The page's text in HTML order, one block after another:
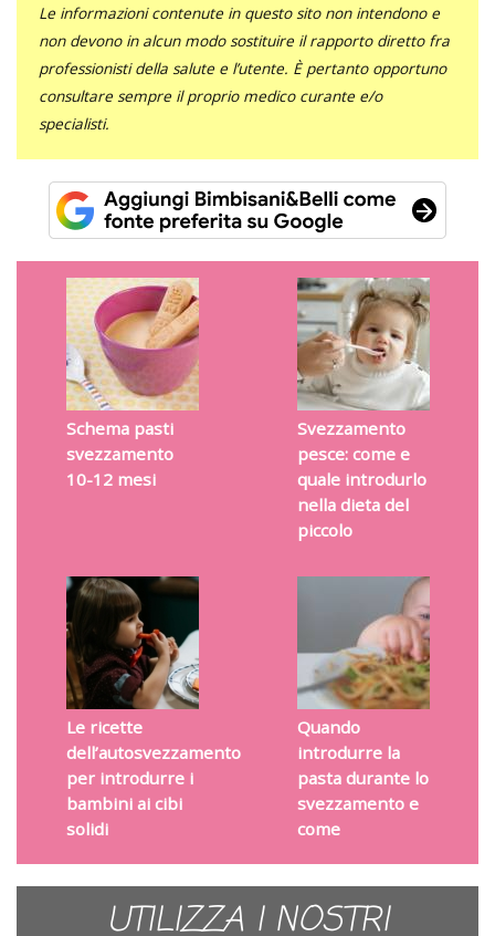
Le informazioni contenute in questo sito non intendono e
non devono in alcun modo sostituire il rapporto diretto fra
professionisti della salute e l’utente. È pertanto opportuno
consultare sempre il proprio medico curante e/o
specialisti.
Schema pasti
svezzamento
10-12 mesi
Svezzamento
pesce: come e
quale introdurlo
nella dieta del
piccolo
Le ricette
dell’autosvezzamento
per introdurre i
bambini ai cibi
solidi
Quando
introdurre la
pasta durante lo
svezzamento e
come
UTILIZZA I NOSTRI